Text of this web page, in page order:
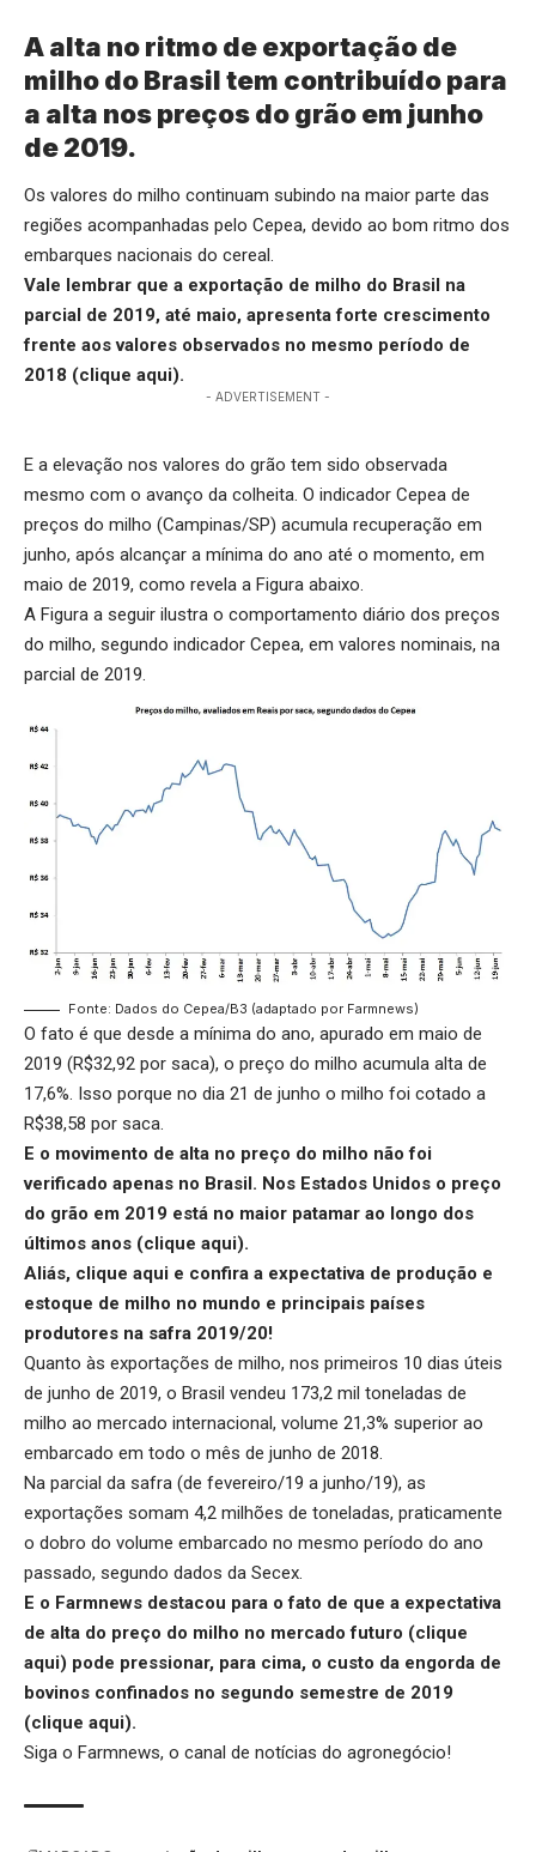
A alta no ritmo de exportação de
milho do Brasil tem contribuído para
a alta nos preços do grão em junho
de 2019.
Os valores do milho continuam subindo na maior parte das
regiões acompanhadas pelo Cepea, devido ao bom ritmo dos
embarques nacionais do cereal.
Vale lembrar que a exportação de milho do Brasil na
parcial de 2019, até maio, apresenta forte crescimento
frente aos valores observados no mesmo período de
2018 (clique aqui).
- ADVERTISEMENT -
E a elevação nos valores do grão tem sido observada
mesmo com o avanço da colheita. O indicador Cepea de
preços do milho (Campinas/SP) acumula recuperação em
junho, após alcançar a mínima do ano até o momento, em
maio de 2019, como revela a Figura abaixo.
A Figura a seguir ilustra o comportamento diário dos preços
do milho, segundo indicador Cepea, em valores nominais, na
parcial de 2019.
Fonte: Dados do Cepea/B3 (adaptado por Farmnews)
O fato é que desde a mínima do ano, apurado em maio de
2019 (R$32,92 por saca), o preço do milho acumula alta de
17,6%. Isso porque no dia 21 de junho o milho foi cotado a
R$38,58 por saca.
E o movimento de alta no preço do milho não foi
verificado apenas no Brasil. Nos Estados Unidos o preço
do grão em 2019 está no maior patamar ao longo dos
últimos anos (clique aqui).
Aliás, clique aqui e confira a expectativa de produção e
estoque de milho no mundo e principais países
produtores na safra 2019/20!
Quanto às exportações de milho, nos primeiros 10 dias úteis
de junho de 2019, o Brasil vendeu 173,2 mil toneladas de
milho ao mercado internacional, volume 21,3% superior ao
embarcado em todo o mês de junho de 2018.
Na parcial da safra (de fevereiro/19 a junho/19), as
exportações somam 4,2 milhões de toneladas, praticamente
o dobro do volume embarcado no mesmo período do ano
passado, segundo dados da Secex.
E o Farmnews destacou para o fato de que a expectativa
de alta do preço do milho no mercado futuro (clique
aqui) pode pressionar, para cima, o custo da engorda de
bovinos confinados no segundo semestre de 2019
(clique aqui).
Siga o Farmnews, o canal de notícias do agronegócio!